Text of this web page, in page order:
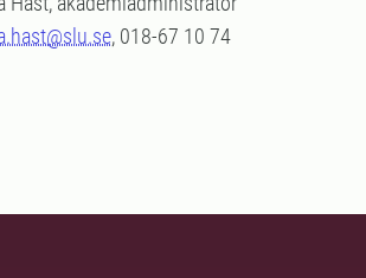
, 018-67 10 74